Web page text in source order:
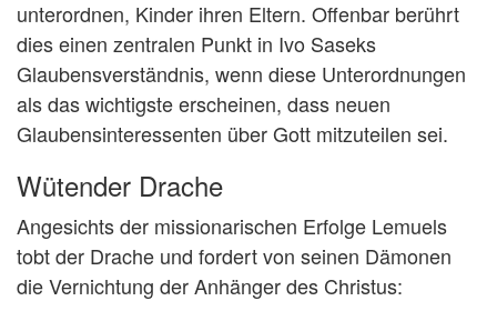
unterordnen, Kinder ihren Eltern. Offenbar berührt
dies einen zentralen Punkt in Ivo Saseks
Glaubensverständnis, wenn diese Unterordnungen
als das wichtigste erscheinen, dass neuen
Glaubensinteressenten über Gott mitzuteilen sei.
Wütender Drache
Angesichts der missionarischen Erfolge Lemuels
tobt der Drache und fordert von seinen Dämonen
die Vernichtung der Anhänger des Christus: